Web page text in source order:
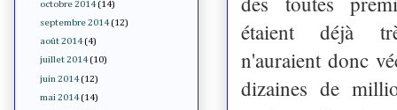
étaient déjà
n'auraient donc
dizaines de
octobre 2014 (14)
septembre 2014 (12)
août 2014 (4)
juillet 2014 (10)
juin 2014 (12)
mai 2014 (14)